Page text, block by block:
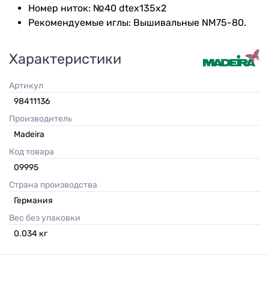
Номер ниток: №40 dtex135x2
Рекомендуемые иглы: Вышивальные NM75-80.
Характеристики
Артикул
98411136
Производитель
Madeira
Код товара
09995
Страна производства
Германия
Вес без упаковки
0.034 кг